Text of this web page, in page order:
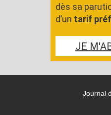
dès sa
d’un tarif
JE
Journal